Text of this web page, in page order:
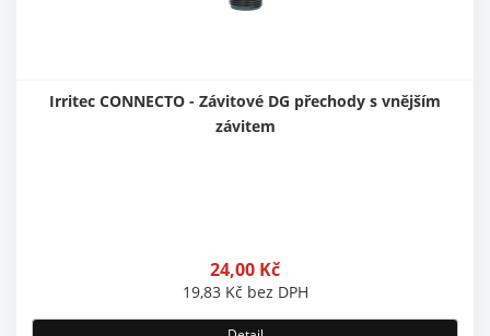
Irritec CONNECTO - Závitové DG přechody s vnějším
závitem
24,00 Kč
19,83 Kč bez DPH